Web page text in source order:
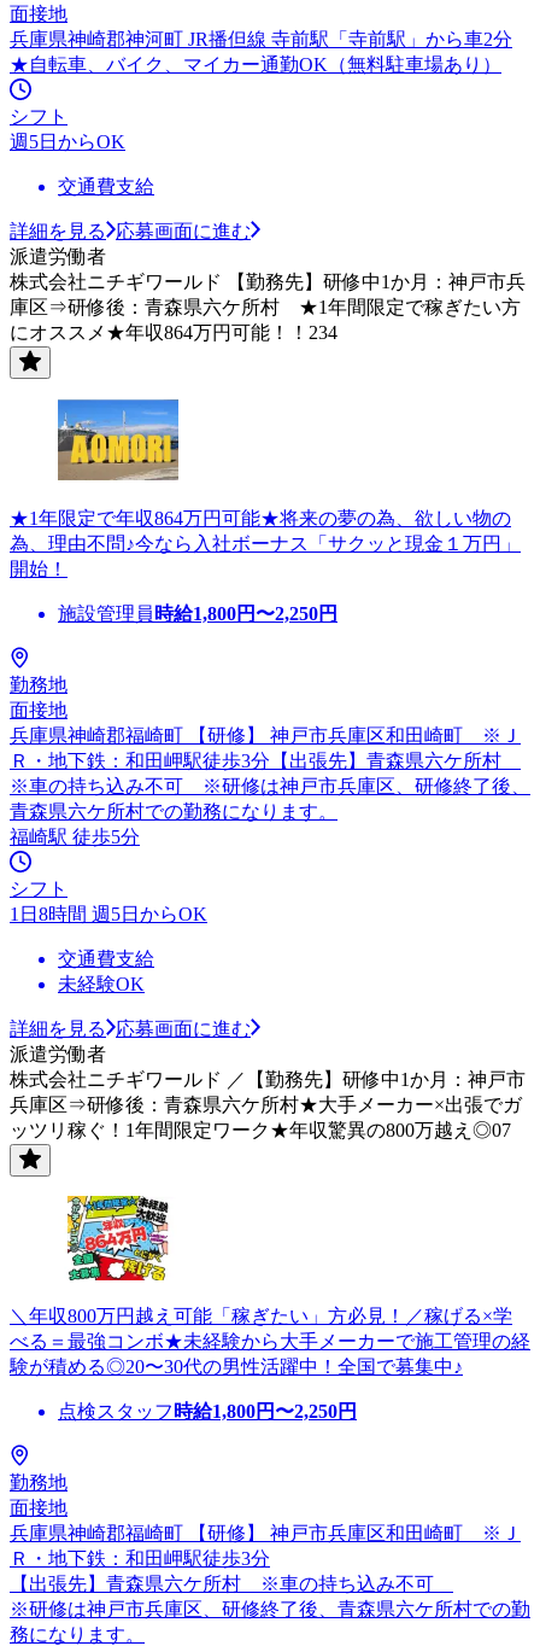
面接地
兵庫県神崎郡神河町 JR播但線 寺前駅「寺前駅」から車2分
★自転車、バイク、マイカー通勤OK（無料駐車場あり）
シフト
週5日からOK
交通費支給
詳細を見る
応募画面に進む
派遣労働者
株式会社ニチギワールド 【勤務先】研修中1か月：神戸市兵
庫区⇒研修後：青森県六ケ所村 ★1年間限定で稼ぎたい方
にオススメ★年収864万円可能！！234
★1年限定で年収864万円可能★将来の夢の為、欲しい物の
為、理由不問♪今なら入社ボーナス「サクッと現金１万円」
開始！
施設管理員 時給1,800円〜2,250円
勤務地
面接地
兵庫県神崎郡福崎町 【研修】 神戸市兵庫区和田崎町 ※Ｊ
Ｒ・地下鉄：和田岬駅徒歩3分【出張先】青森県六ケ所村
※車の持ち込み不可 ※研修は神戸市兵庫区、研修終了後、
青森県六ケ所村での勤務になります。
福崎駅 徒歩5分
シフト
1日8時間 週5日からOK
交通費支給
未経験OK
詳細を見る
応募画面に進む
派遣労働者
株式会社ニチギワールド ／【勤務先】研修中1か月：神戸市
兵庫区⇒研修後：青森県六ケ所村★大手メーカー×出張でガ
ッツリ稼ぐ！1年間限定ワーク★年収驚異の800万越え◎07
＼年収800万円越え可能「稼ぎたい」方必見！／稼げる×学
べる＝最強コンボ★未経験から大手メーカーで施工管理の経
験が積める◎20〜30代の男性活躍中！全国で募集中♪
点検スタッフ 時給1,800円〜2,250円
勤務地
面接地
兵庫県神崎郡福崎町 【研修】 神戸市兵庫区和田崎町 ※Ｊ
Ｒ・地下鉄：和田岬駅徒歩3分
【出張先】青森県六ケ所村 ※車の持ち込み不可
※研修は神戸市兵庫区、研修終了後、青森県六ケ所村での勤
務になります。